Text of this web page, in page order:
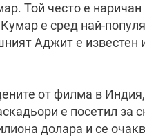
Той често е
е сред най-
Аджит е известен
от филма в
е посетил за
долара и се